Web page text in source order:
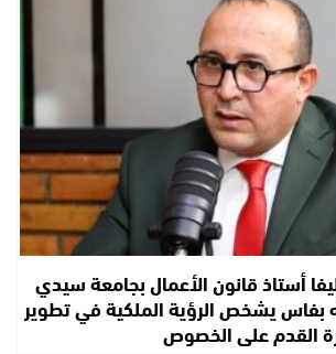
أستاذ قانون الأعمال بجامعة سيدي
بفاس يشخص الرؤية الملكية في تطوير
القدم على الخصوص